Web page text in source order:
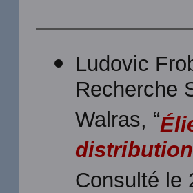
Ludovic
Recherche
Walras, “
Consulté le